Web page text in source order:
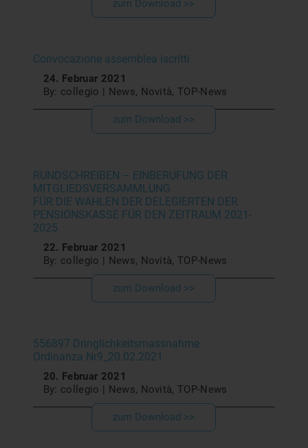
zum Download >>
Convocazione assemblea iscritti
24. Februar 2021
By: collegio | News, Novità, TOP-News
zum Download >>
RUNDSCHREIBEN – EINBERUFUNG DER
MITGLIEDSVERSAMMLUNG
FÜR DIE WAHLEN DER DELEGIERTEN DER
PENSIONSKASSE FÜR DEN ZEITRAUM 2021-
2025
22. Februar 2021
By: collegio | News, Novità, TOP-News
zum Download >>
556897 Dringlichkeitsmassnahme
Ordinanza Nr9_20.02.2021
20. Februar 2021
By: collegio | News, Novità, TOP-News
zum Download >>